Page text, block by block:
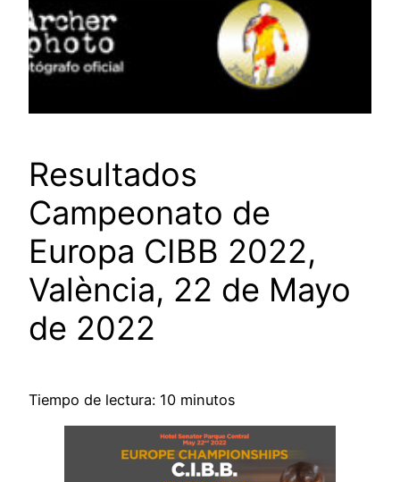
Resultados
Campeonato de
Europa CIBB 2022,
València, 22 de Mayo
de 2022
Tiempo de lectura: 10 minutos